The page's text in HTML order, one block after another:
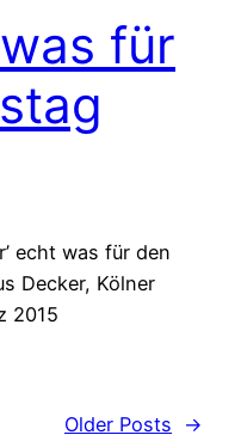
für
echt was für den
Decker, Kölner
2015
Older Posts →